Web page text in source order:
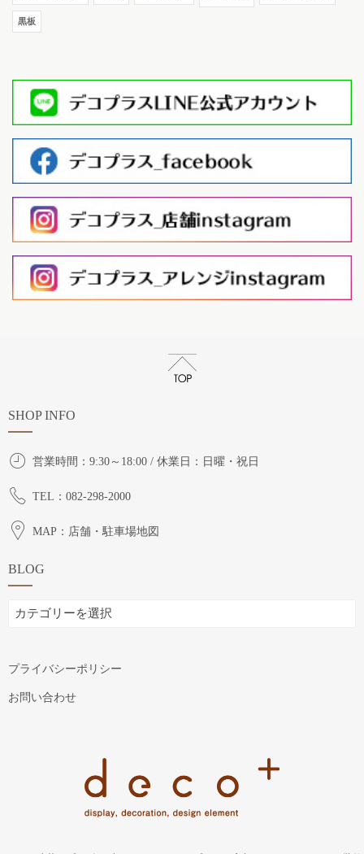
黒板
SHOP INFO
営業時間：9:30～18:00 / 休業日：日曜・祝日
TEL：082-298-2000
MAP：店舗・駐車場地図
BLOG
BLOG
プライバシーポリシー
お問い合わせ